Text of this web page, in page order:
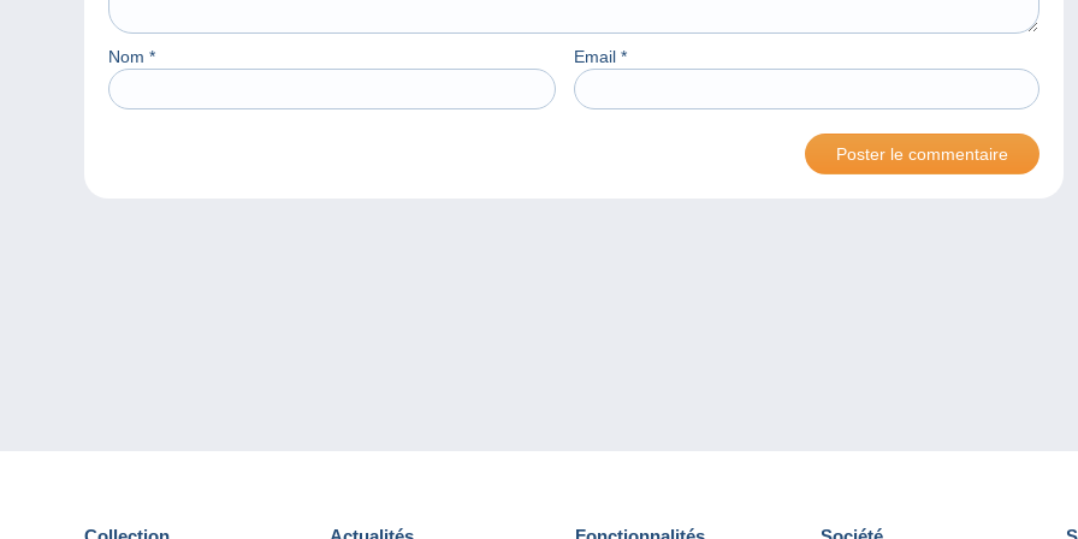
Nom * Email *